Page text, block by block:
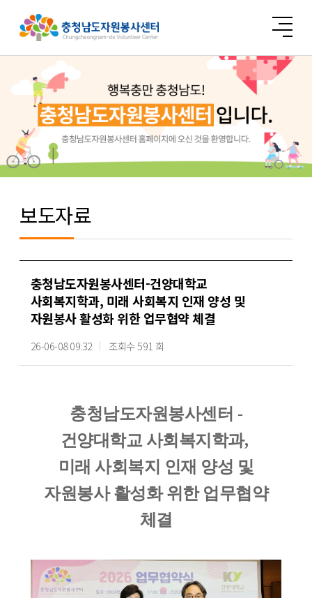
보도자료
충청남도자원봉사센터-건양대학교
사회복지학과, 미래 사회복지 인재 양성 및
자원봉사 활성화 위한 업무협약 체결
26-06-08 09:32 조회수 591 회
충청남도자원봉사센터 -
건양대학교 사회복지학과,
미래 사회복지 인재 양성 및
자원봉사 활성화 위한 업무협약
체결